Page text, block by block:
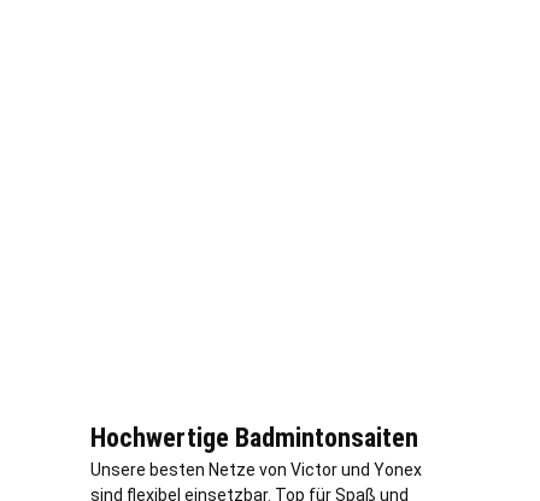
Hochwertige Badmintonsaiten
Unsere besten Netze von Victor und Yonex
sind flexibel einsetzbar. Top für Spaß und